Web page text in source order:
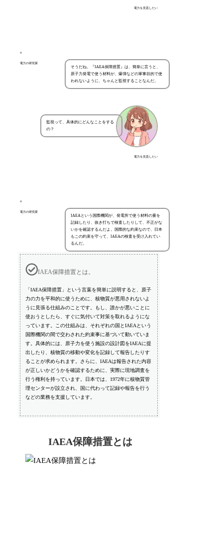
電力を見直したい
電力の研究家
そうだね。『IAEA保障措置』は、簡単に言うと、
原子力発電で使う材料が、爆弾などの軍事目的で使
われないように、ちゃんと監視することなんだ。
電力を見直したい
監視って、具体的にどんなことをする
の？
電力の研究家
IAEAという国際機関が、発電所で使う材料の量を
記録したり、抜き打ちで検査したりして、不正がな
いかを確認するんだよ。国際的な約束なので、日本
もこの約束を守って、IAEAの検査を受け入れてい
るんだ。
IAEA保障措置とは。
「IAEA保障措置」という言葉を簡単に説明すると、原子
力の力を平和的に使うために、核物質が悪用されないよ
うに見張る仕組みのことです。もし、誰かが悪いことに
使おうとしたら、すぐに気付いて対策を取れるようにな
っています。この仕組みは、それぞれの国とIAEAという
国際機関の間で交わされた約束事に基づいて動いていま
す。具体的には、原子力を使う施設の設計図をIAEAに提
出したり、核物質の移動や変化を記録して報告したりす
ることが求められます。さらに、IAEAは報告された内容
が正しいかどうかを確認するために、実際に現地調査を
行う権利を持っています。日本では、1972年に核物質管
理センターが設立され、国に代わって記録や報告を行う
などの業務を支援しています。
IAEA保障措置とは